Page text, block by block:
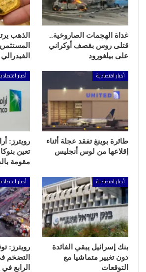
غداة الهجمات الصاروخية..
قتلى روس بقصف أوكراني
على بيلغورود
الذهب
الفيدرالي
أخبار اقتصادية
طائرة بوينغ تفقد عجلة أثناء
إقلاعها من لوس أنجليس
أخبار
رويترز:
تعين
مقومة
أخبار اقتصادية
بنك إسرائيل يبقي الفائدة
دون تغيير متماشيا مع
التوقعات
أخبار
رويترز:
التضخم
الرابع في